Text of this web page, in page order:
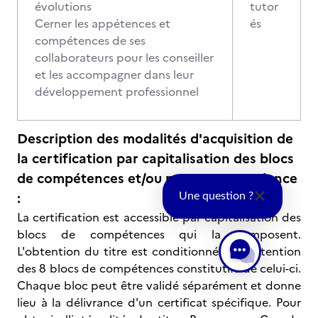
évolutions
Cerner les appétences et
compétences de ses
collaborateurs pour les conseiller
et les accompagner dans leur
développement professionnel
tutor
és
Description des modalités d'acquisition de
la certification par capitalisation des blocs
de compétences et/ou par correspondance
:
La certification est accessible par capitalisation des
blocs de compétences qui la composent.
L'obtention du titre est conditionnée à l'obtention
des 8 blocs de compétences constitutifs de celui-ci.
Chaque bloc peut être validé séparément et donne
lieu à la délivrance d'un certificat spécifique. Pour
Une question ?